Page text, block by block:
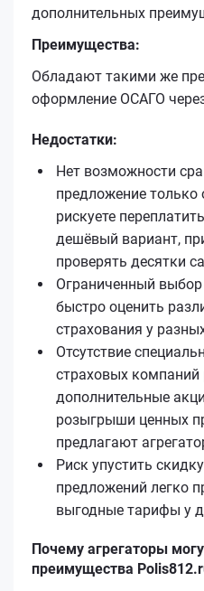
дополнительных
Преимущества:
Обладают такими же
оформление ОСАГО
Недостатки:
Нет возможности
предложение
рискуете
дешёвый вариант,
проверять десятки
Ограниченный
быстро оценить
страхования у
Отсутствие
страховых
дополнительные
розыгрыши ценных
предлагают
Риск упустить
предложений легко
выгодные тарифы у
Почему агрегаторы
преимущества